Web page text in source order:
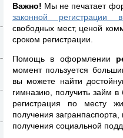
Важно! Мы не печатает
законной регистрации
свободных мест, ценой
сроком регистрации.
Помощь в оформлении
момент пользуется
вы можете найти
гимназию, получить займ
регистрация по месту
получения
получения социальной